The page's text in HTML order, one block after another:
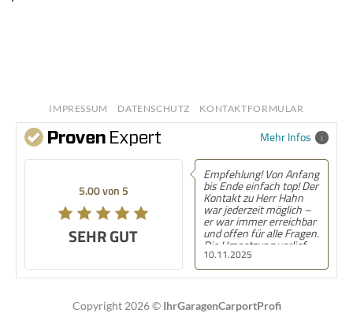
IMPRESSUM DATENSCHUTZ KONTAKTFORMULAR
Mehr Infos
5.00 von 5
SEHR GUT
10.11.2025
Empfehlung! Von Anfang
bis Ende einfach top! Der
Kontakt zu Herr Hahn
war jederzeit möglich –
er war immer erreichbar
und offen für alle Fragen.
Die Umsetzung verlief
völlig unkompliziert und
ohne Komplikationen,
von der Planung bis zur
während des gesamten
Projekts stets informiert
Copyright 2026 © IhrGaragenCarportProfi